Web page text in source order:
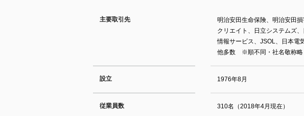
主要取引先
明治安田生命保険、明治安田
クリエイト、日立システムズ
情報サービス、JSOL、日本電
他多数 ※順不同・社名敬称略
設立 1976年8月
従業員数 310名（2018年4月現在）